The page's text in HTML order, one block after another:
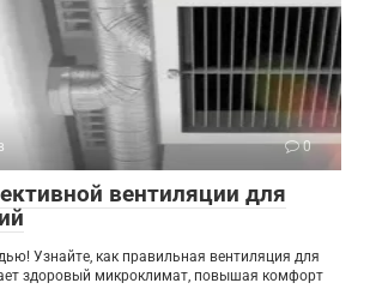
0
вентиляции для
Узнайте, как правильная вентиляция для
здоровый микроклимат, повышая комфорт